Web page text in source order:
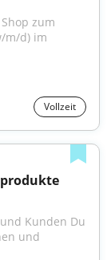
zum
m/d) im
Vollzeit
Kunden Du
und